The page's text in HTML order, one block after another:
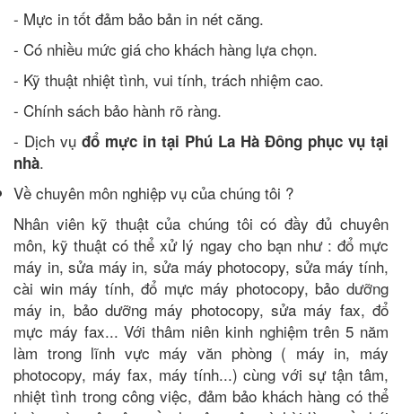
- Mực in tốt đảm bảo bản in nét căng.
- Có nhiều mức giá cho khách hàng lựa chọn.
- Kỹ thuật nhiệt tình, vui tính, trách nhiệm cao.
- Chính sách bảo hành rõ ràng.
- Dịch vụ đổ mực in tại Phú La Hà Đông phục vụ tại
nhà.
Về chuyên môn nghiệp vụ của chúng tôi ?
Nhân viên kỹ thuật của chúng tôi có đầy đủ chuyên
môn, kỹ thuật có thể xử lý ngay cho bạn như : đổ mực
máy in, sửa máy in, sửa máy photocopy, sửa máy tính,
cài win máy tính, đổ mực máy photocopy, bảo dưỡng
máy in, bảo dưỡng máy photocopy, sửa máy fax, đổ
mực máy fax... Với thâm niên kinh nghiệm trên 5 năm
làm trong lĩnh vực máy văn phòng ( máy in, máy
photocopy, máy fax, máy tính...) cùng với sự tận tâm,
nhiệt tình trong công việc, đảm bảo khách hàng có thể